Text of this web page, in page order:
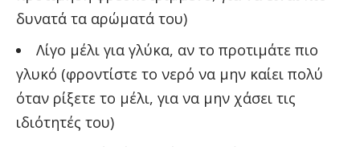
δυνατά τα αρώματά του)
Λίγο μέλι για γλύκα, αν το προτιμάτε πιο
γλυκό (φροντίστε το νερό να μην καίει πολύ
όταν ρίξετε το μέλι, για να μην χάσει τις
ιδιότητές του)